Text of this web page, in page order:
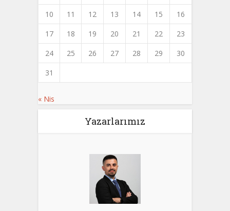
10
11 12 13 14 15
16
17
18 19 20 21 22
23
24
25 26 27 28 29
30
31
« Nis
Yazarlarımız